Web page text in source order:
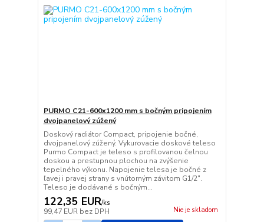
PURMO C21-600x1200 mm s bočným pripojením
dvojpanelový zúžený
Doskový radiátor Compact, pripojenie bočné,
dvojpanelový zúžený. Vykurovacie doskové teleso
Purmo Compact je teleso s profilovanou čelnou
doskou a prestupnou plochou na zvýšenie
tepelného výkonu. Napojenie telesa je bočné z
ľavej i pravej strany s vnútorným závitom G1/2".
Teleso je dodávané s bočným...
122,35 EUR/ks
99,47 EUR bez DPH Nie je skladom